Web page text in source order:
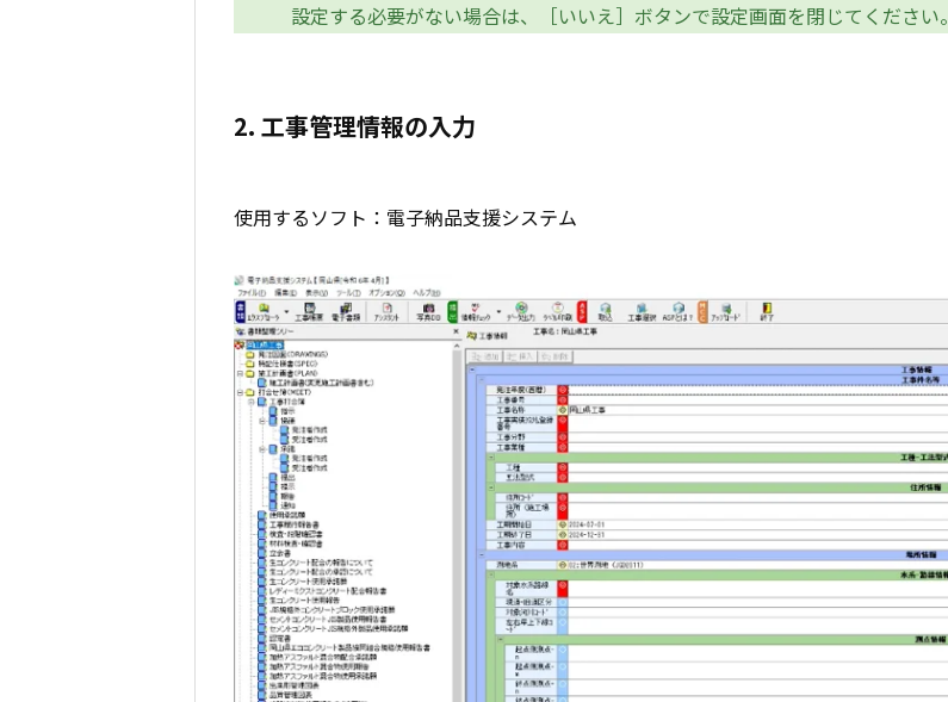
設定する必要がない場合は、［いいえ］ボタンで設定画面を閉じてください。
2. 工事管理情報の入力
使用するソフト：電子納品支援システム